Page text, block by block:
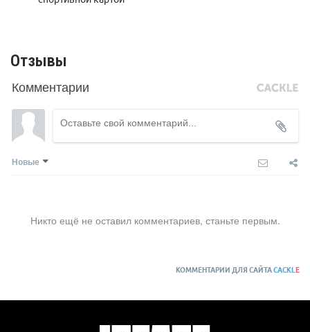
Отзывы
Комментарии
Новые
Никто ещё не оставил комментариев, станьте первым.
КОММЕНТАРИИ ДЛЯ САЙТАCACKL E